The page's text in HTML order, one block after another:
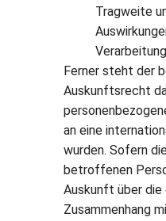
Tragweite
Ferner steht der
Auskunftsrecht
an eine
wurden. Sofern
betroffenen
Auskunft über die
Zusammenhang